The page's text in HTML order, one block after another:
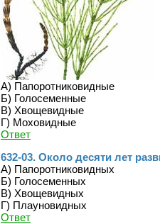
А) Папоротниковидные
Б) Голосеменные
В) Хвощевидные
Г) Моховидные
Ответ
632-03. Около десяти лет
А) Папоротниковидных
Б) Голосеменных
В) Хвощевидных
Г) Плауновидных
Ответ